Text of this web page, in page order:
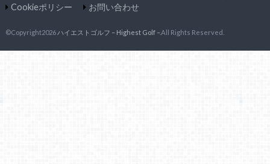
Cookieポリシー
お問い合わせ
©Copyright2026 ハイエストゴルフ – Highest Golf –.All Rights Reserved.